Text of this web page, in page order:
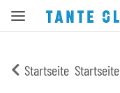
Startseite Startseite